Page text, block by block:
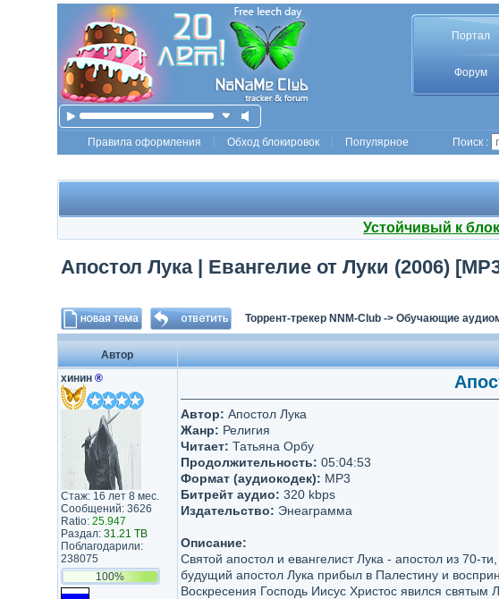
Портал
Форум
Правила оформления Обход блокировок Популярное Поиск :
Устойчивый к
Апостол Лука | Евангелие от Луки (2006)
Торрент-трекер NNM-Club-> Обучающие
Автор
хинин ®
Стаж: 16 лет 8 мес.
Сообщений: 3626
Ratio: 25.947
Раздал: 31.21 TB
Поблагодарили:
238075
100%
Автор: Апостол Лука
Жанр: Религия
Читает: Татьяна Орбу
Продолжительность: 05:04:53
Формат (аудиокодек): MP3
Битрейт аудио: 320 kbps
Издательство: Энеаграмма
Описание:
Святой апостол и евангелист Лука - апостол из 70-
будущий апостол Лука прибыл в Палестину и
Воскресения Господь Иисус Христос явился